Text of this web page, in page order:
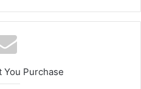
You Purchase